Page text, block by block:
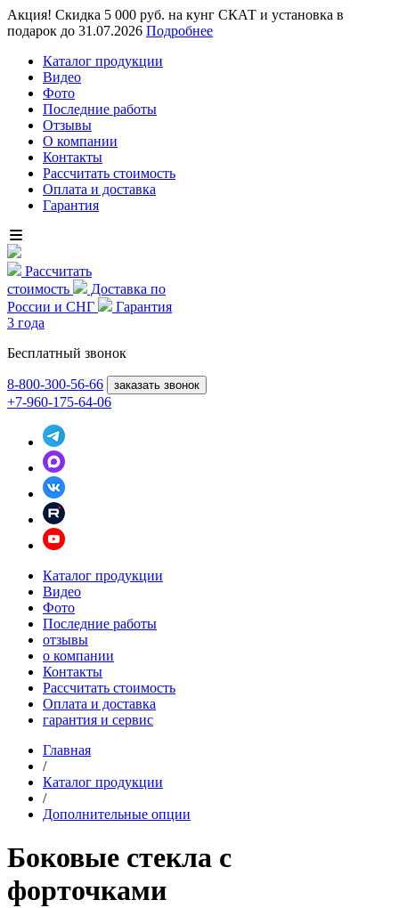
Акция! Скидка 5 000 руб. на кунг СКАТ и установка в
подарок до 31.07.2026 Подробнее
Каталог продукции
Видео
Фото
Последние работы
Отзывы
О компании
Контакты
Рассчитать стоимость
Оплата и доставка
Гарантия
Рассчитать
стоимость
Доставка по
России и СНГ
Гарантия
3 года
Бесплатный звонок
8-800-300-56-66 заказать звонок
+7-960-175-64-06
Каталог продукции
Видео
Фото
Последние работы
отзывы
о компании
Контакты
Рассчитать стоимость
Оплата и доставка
гарантия и сервис
Главная
/
Каталог продукции
/
Дополнительные опции
Боковые стекла с
форточками